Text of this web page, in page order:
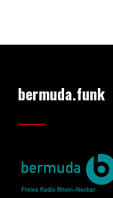
bermuda.funk